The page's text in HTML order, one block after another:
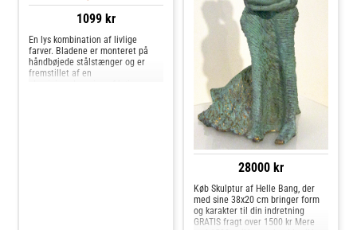
1099 kr
En lys kombination af livlige
farver. Bladene er monteret på
håndbøjede stålstænger og er
fremstillet af en
28000 kr
Køb Skulptur af Helle Bang, der
med sine 38x20 cm bringer form
og karakter til din indretning
GRATIS fragt over 1500 kr Mere